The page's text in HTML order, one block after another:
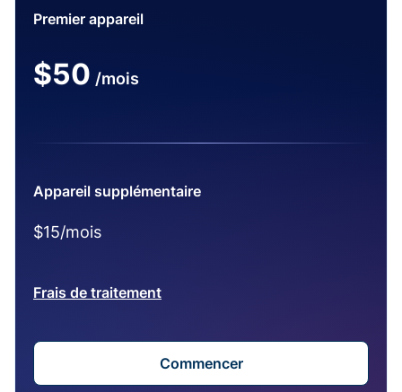
Premier appareil
$50 /mois
Appareil supplémentaire
$15/mois
Frais de traitement
Commencer